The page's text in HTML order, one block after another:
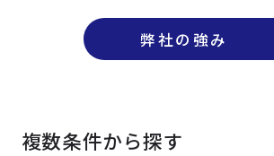
弊社の強み
複数条件から探す